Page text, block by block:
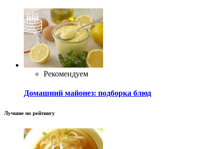
Рекомендуем
Домашний майонез: подборка блюд
Лучшие по рейтингу